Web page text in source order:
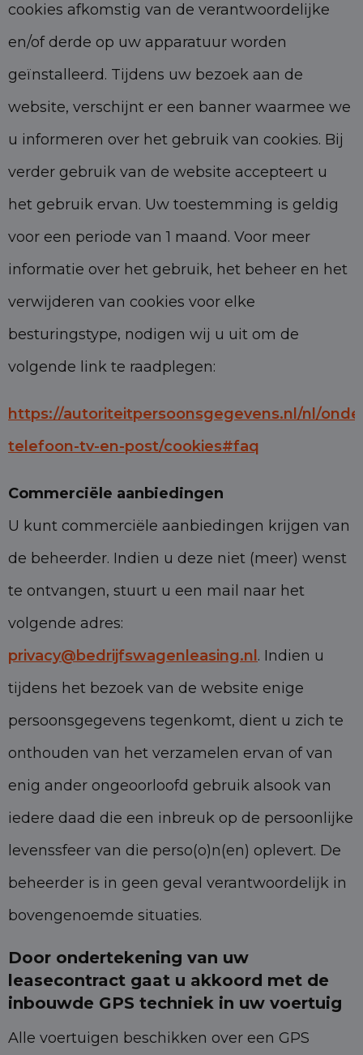
cookies afkomstig van de verantwoordelijke
en/of derde op uw apparatuur worden
geïnstalleerd. Tijdens uw bezoek aan de
website, verschijnt er een banner waarmee we
u informeren over het gebruik van cookies. Bij
verder gebruik van de website accepteert u
het gebruik ervan. Uw toestemming is geldig
voor een periode van 1 maand. Voor meer
informatie over het gebruik, het beheer en het
verwijderen van cookies voor elke
besturingstype, nodigen wij u uit om de
volgende link te raadplegen:
https://autoriteitpersoonsgegevens.nl/nl/
telefoon-tv-en-post/cookies#faq
Commerciële aanbiedingen
U kunt commerciële aanbiedingen krijgen van
de beheerder. Indien u deze niet (meer) wenst
te ontvangen, stuurt u een mail naar het
volgende adres:
privacy@bedrijfswagenleasing.nl . Indien u
tijdens het bezoek van de website enige
persoonsgegevens tegenkomt, dient u zich te
onthouden van het verzamelen ervan of van
enig ander ongeoorloofd gebruik alsook van
iedere daad die een inbreuk op de persoonlijke
levenssfeer van die perso(o)n(en) oplevert. De
beheerder is in geen geval verantwoordelijk in
bovengenoemde situaties.
Door ondertekening van uw
leasecontract gaat u akkoord met de
inbouwde GPS techniek in uw voertuig
Alle voertuigen beschikken over een GPS